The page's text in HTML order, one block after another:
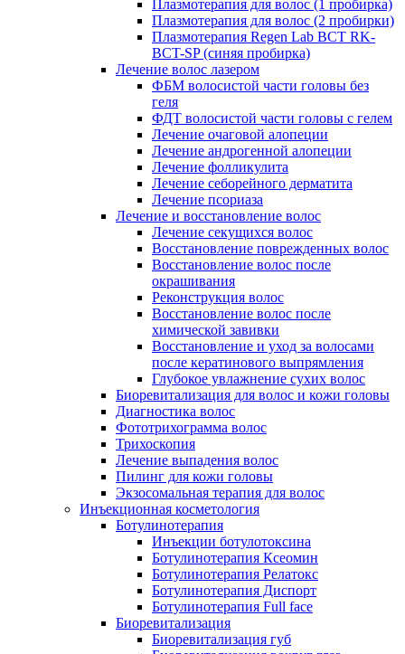
Плазмотерапия для волос (1 пробирка)
Плазмотерапия для волос (2 пробирки)
Плазмотерапия Regen Lab BCT RK-
BCT-SP (синяя пробирка)
Лечение волос лазером
ФБМ волосистой части головы без
геля
ФДТ волосистой части головы с гелем
Лечение очаговой алопеции
Лечение андрогенной алопеции
Лечение фолликулита
Лечение себорейного дерматита
Лечение псориаза
Лечение и восстановление волос
Лечение секущихся волос
Восстановление поврежденных волос
Восстановление волос после
окрашивания
Реконструкция волос
Восстановление волос после
химической завивки
Восстановление и уход за волосами
после кератинового выпрямления
Глубокое увлажнение сухих волос
Биоревитализация для волос и кожи головы
Диагностика волос
Фототрихограмма волос
Трихоскопия
Лечение выпадения волос
Пилинг для кожи головы
Экзосомальная терапия для волос
Инъекционная косметология
Ботулинотерапия
Инъекции ботулотоксина
Ботулинотерапия Ксеомин
Ботулинотерапия Релатокс
Ботулинотерапия Диспорт
Ботулинотерапия Full face
Биоревитализация
Биоревитализация губ